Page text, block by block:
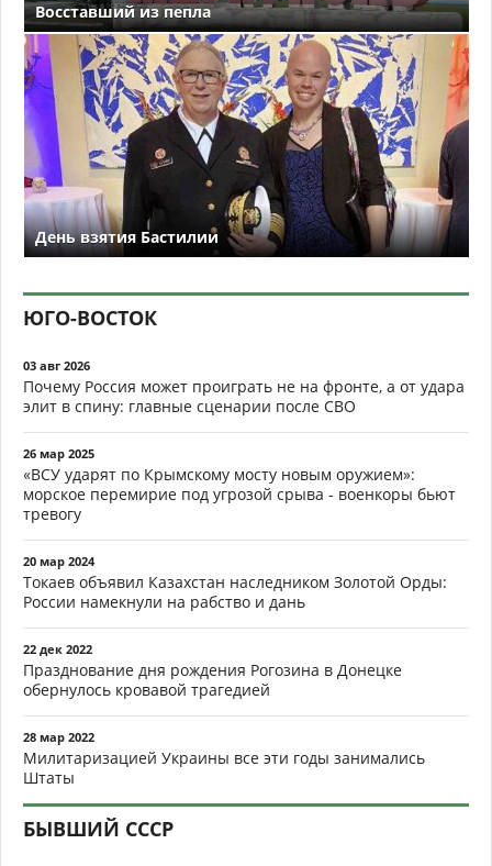
Восставший из пепла
День взятия Бастилии
ЮГО-ВОСТОК
03 авг 2026
Почему Россия может проиграть не на фронте, а от удара
элит в спину: главные сценарии после СВО
26 мар 2025
«ВСУ ударят по Крымскому мосту новым оружием»:
морское перемирие под угрозой срыва - военкоры бьют
тревогу
20 мар 2024
Токаев объявил Казахстан наследником Золотой Орды:
России намекнули на рабство и дань
22 дек 2022
Празднование дня рождения Рогозина в Донецке
обернулось кровавой трагедией
28 мар 2022
Милитаризацией Украины все эти годы занимались
Штаты
БЫВШИЙ СССР